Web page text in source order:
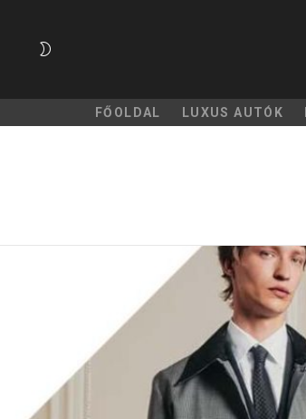
FŐOLDAL LUXUS AUTÓK